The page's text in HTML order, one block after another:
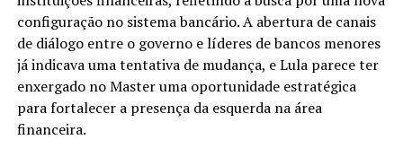
configuração no sistema bancário. A abertura de canais
de diálogo entre o governo e líderes de bancos menores
já indicava uma tentativa de mudança, e Lula parece ter
enxergado no Master uma oportunidade estratégica
para fortalecer a presença da esquerda na área
financeira.